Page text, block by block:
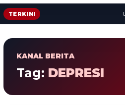
TERKINI
KANAL BERITA
Tag: DEPRESI